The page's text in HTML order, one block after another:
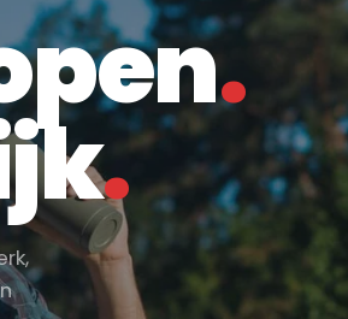
.
.